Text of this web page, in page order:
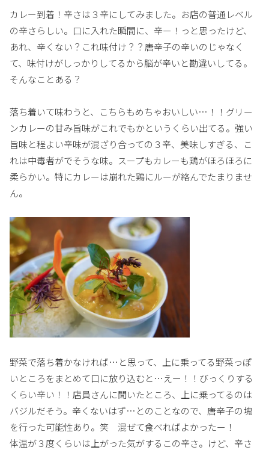
カレー到着！辛さは３辛にしてみました。お店の普通レベル
の辛さらしい。口に入れた瞬間に、辛ー！っと思ったけど、
あれ、辛くない？これ味付け？？唐辛子の辛いのじゃなく
て、味付けがしっかりしてるから脳が辛いと勘違いしてる。
そんなことある？
落ち着いて味わうと、こちらもめちゃおいしい…！！グリー
ンカレーの甘み旨味がこれでもかというくらい出てる。強い
旨味と程よい辛味が混ざり合っての３辛、美味しすぎる、こ
れは中毒者がでそうな味。スープもカレーも鶏がほろほろに
柔らかい。特にカレーは崩れた鶏にルーが絡んでたまりませ
ん。
野菜で落ち着かなければ…と思って、上に乗ってる野菜っぽ
いところをまとめて口に放り込むと…えー！！びっくりする
くらい辛い！！店員さんに聞いたところ、上に乗ってるのは
バジルだそう。辛くないはず…とのことなので、唐辛子の塊
を行った可能性あり。笑 混ぜて食べればよかったー！
体温が３度くらいは上がった気がするこの辛さ。けど、辛さ